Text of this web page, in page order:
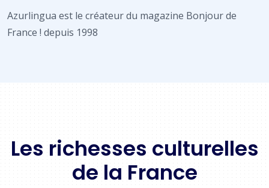
Azurlingua est le créateur du magazine Bonjour de
France ! depuis 1998
Les richesses culturelles
de la France